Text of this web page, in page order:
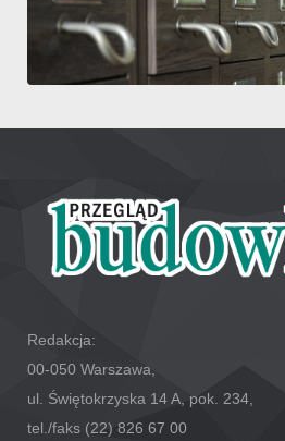
Redakcja:
00-050 Warszawa,
ul. Świętokrzyska 14 A, pok. 234,
tel./faks (22) 826 67 00